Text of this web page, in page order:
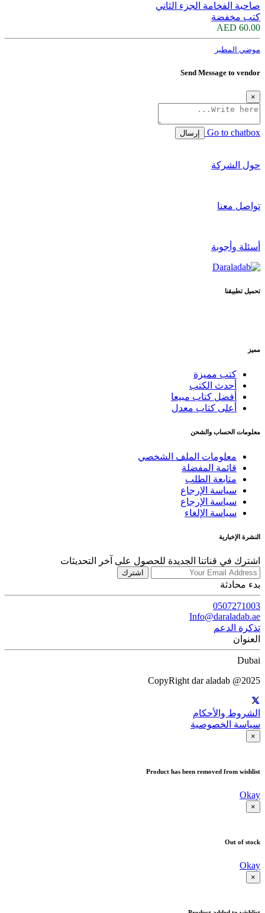
صاحبة الفخامة الجزء الثاني
كتب مخفضة
60.00 AED
موضي المطير
Send Message to vendor
×
Go to chatbox إرسال
حول الشركة
تواصل معنا
أسئلة وأجوبة
تحميل تطبيقنا
مميز
كتب مميزة
أحدث الكتب
أفضل كتاب مبيعا
أعلى كتاب معدل
معلومات الحساب والشحن
معلومات الملف الشخصي
قائمة المفضلة
متابعة الطلب
سياسة الإرجاع
سياسة الإرجاع
سياسة الإلغاء
النشرة الإخبارية
اشترك في قناتنا الجديدة للحصول على آخر التحديثات
اشترك
بدء محادثة
0507271003
Info@daraladab.ae
تذكرة الدعم
العنوان
Dubai
CopyRight dar aladab @2025
الشروط والأحكام
سياسة الخصوصية
×
Product has been removed from wishlist
Okay
×
Out of stock
Okay
×